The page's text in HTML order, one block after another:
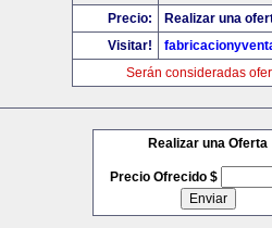
Precio:
Realizar una
Visitar!
Serán consideradas
Realizar una Oferta
Precio Ofrecido $